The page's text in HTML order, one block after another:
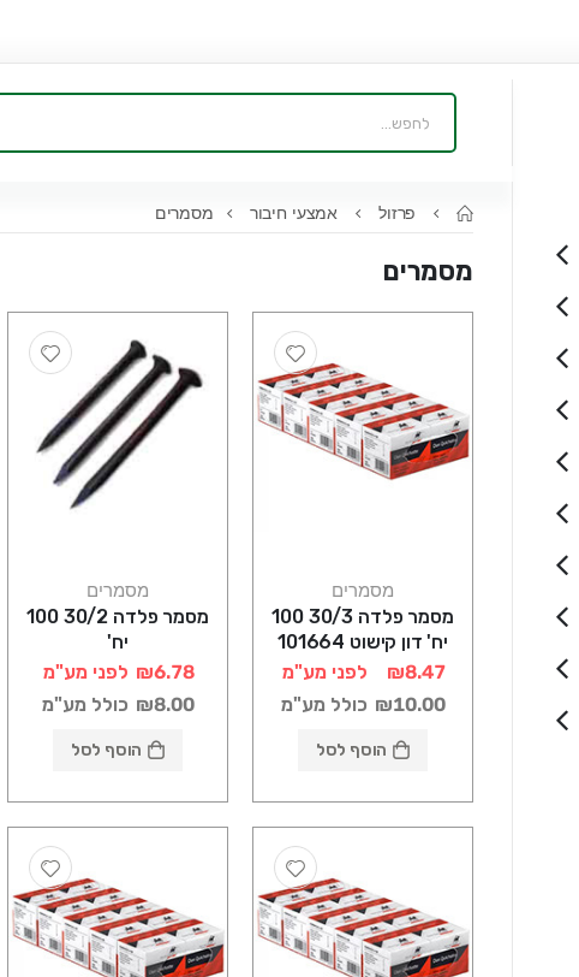
פרזול אמצעי חיבור מסמרים
מסמרים
מסמרים
מסמר פלדה 30/3 100
יח' דון קישוט 101664
₪8.47
לפני מע"מ
₪10.00 כולל מע"מ
הוסף לסל
מסמרים
מסמר פלדה 30/2 100
יח'
₪6.78 לפני מע"מ
₪8.00 כולל מע"מ
הוסף לסל